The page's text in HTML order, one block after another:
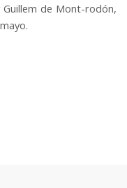
Guillem de Mont-rodón,